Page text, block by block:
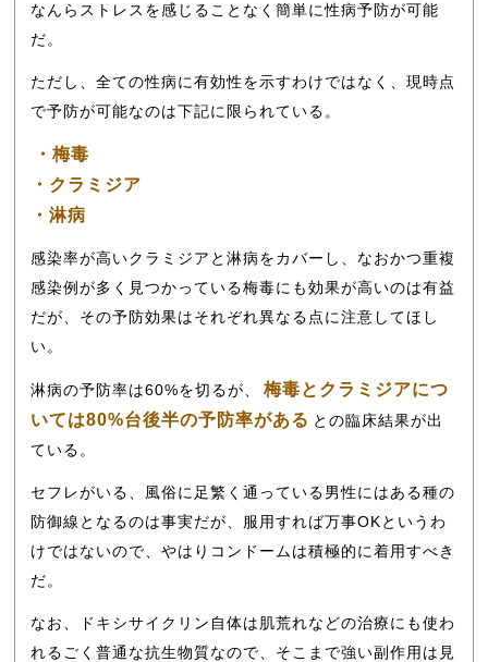
なんらストレスを感じることなく簡単に性病予防が可能
だ。
ただし、全ての性病に有効性を示すわけではなく、現時点
で予防が可能なのは下記に限られている。
・梅毒
・クラミジア
・淋病
感染率が高いクラミジアと淋病をカバーし、なおかつ重複
感染例が多く見つかっている梅毒にも効果が高いのは有益
だが、その予防効果はそれぞれ異なる点に注意してほし
い。
淋病の予防率は60%を切るが、
梅毒とクラミジアにつ
いては80%台後半の予防率がある との臨床結果が出
ている。
セフレがいる、風俗に足繁く通っている男性にはある種の
防御線となるのは事実だが、服用すれば万事OKというわ
けではないので、やはりコンドームは積極的に着用すべき
だ。
なお、ドキシサイクリン自体は肌荒れなどの治療にも使わ
れるごく普通な抗生物質なので、そこまで強い副作用は見